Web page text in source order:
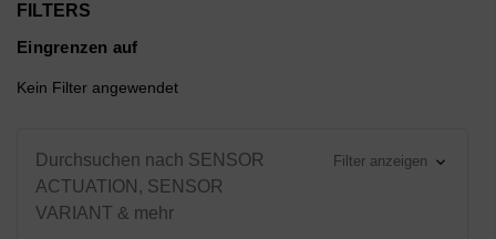
FILTERS
Eingrenzen auf
Kein Filter angewendet
Durchsuchen nach SENSOR
ACTUATION, SENSOR
VARIANT & mehr
Filter anzeigen